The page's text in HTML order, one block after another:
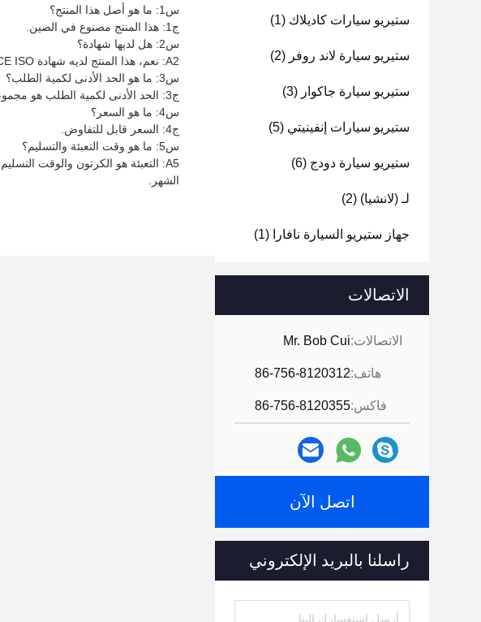
ستيريو سيارات كاديلاك (1)
ستيريو سيارة لاند روفر (2)
ستيريو سيارة جاكوار (3)
ستيريو سيارات إنفينيتي (5)
ستيريو سيارة دودج (6)
لـ (لانشيا) (2)
جهاز ستيريو السيارة نافارا (1)
الاتصالات
الاتصالات:Mr. Bob Cui
هاتف:86-756-8120312
فاكس:86-756-8120355
اتصل الآن
راسلنا بالبريد الإلكتروني
س1: ما هو أصل هذا المنتج؟
ج1: هذا المنتج مصنوع في الصين.
س2: هل لديها شهادة؟
A2: نعم، هذا المنتج لديه شهادة CE ISO.
س3: ما هو الحد الأدنى لكمية الطلب؟
ج3: الحد الأدنى لكمية الطلب هو مجموعة واحدة.
س4: ما هو السعر؟
ج4: السعر قابل للتفاوض.
س5: ما هو وقت التعبئة والتسليم؟
الشهر.